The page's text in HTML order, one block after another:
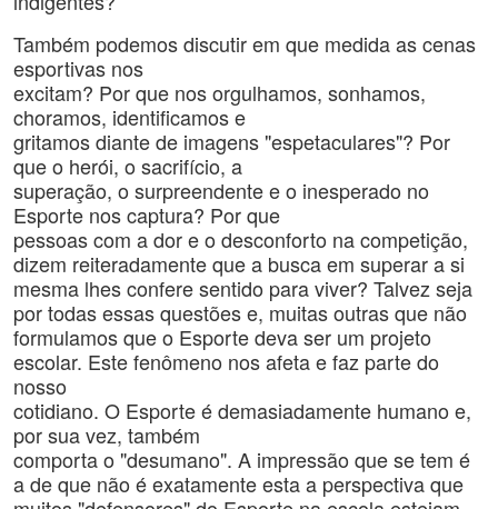
Também podemos discutir em que medida as cenas
esportivas nos
excitam? Por que nos orgulhamos, sonhamos,
choramos, identificamos e
gritamos diante de imagens "espetaculares"? Por
que o herói, o sacrifício, a
superação, o surpreendente e o inesperado no
Esporte nos captura? Por que
pessoas com a dor e o desconforto na competição,
dizem reiteradamente que a busca em superar a si
mesma lhes confere sentido para viver? Talvez seja
por todas essas questões e, muitas outras que não
formulamos que o Esporte deva ser um projeto
escolar. Este fenômeno nos afeta e faz parte do
nosso
cotidiano. O Esporte é demasiadamente humano e,
por sua vez, também
comporta o "desumano". A impressão que se tem é
a de que não é exatamente esta a perspectiva que